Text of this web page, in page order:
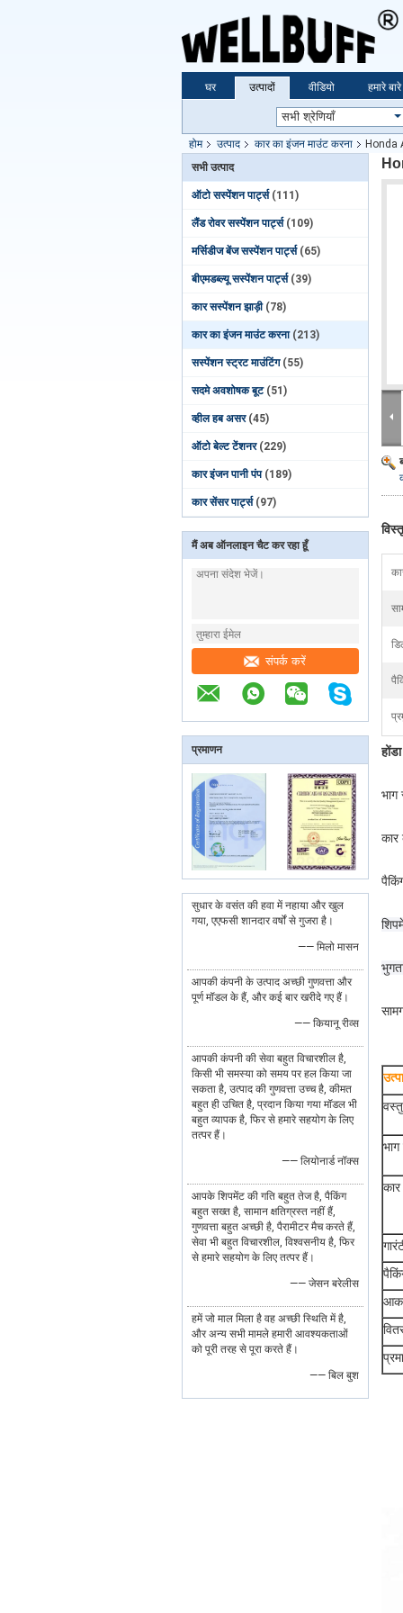
घर उत्पादों वीडियो हमारे
होम उत्पाद कार का इंजन माउंट करना
Honda
सभी उत्पाद
ऑटो सस्पेंशन पार्ट्स (111)
लैंड रोवर सस्पेंशन पार्ट्स (109)
मर्सिडीज बेंज सस्पेंशन पार्ट्स (65)
बीएमडब्ल्यू सस्पेंशन पार्ट्स (39)
कार सस्पेंशन झाड़ी (78)
कार का इंजन माउंट करना (213)
सस्पेंशन स्ट्रट माउंटिंग (55)
सदमे अवशोषक बूट (51)
व्हील हब असर (45)
ऑटो बेल्ट टेंशनर (229)
कार इंजन पानी पंप (189)
कार सेंसर पार्ट्स (97)
मैं अब ऑनलाइन चैट कर रहा हूँ
संपर्क करें
प्रमाणन
सुधार के वसंत की हवा में नहाया और खुल
गया, एएफसी शानदार वर्षों से गुजरा है।
—— मिलो मासन
आपकी कंपनी के उत्पाद अच्छी गुणवत्ता और
पूर्ण मॉडल के हैं, और कई बार खरीदे गए हैं।
—— कियानू रीव्स
आपकी कंपनी की सेवा बहुत विचारशील है,
किसी भी समस्या को समय पर हल किया जा
सकता है, उत्पाद की गुणवत्ता उच्च है, कीमत
बहुत ही उचित है, प्रदान किया गया मॉडल भी
बहुत व्यापक है, फिर से हमारे सहयोग के लिए
तत्पर हैं।
—— लियोनार्ड नॉक्स
आपके शिपमेंट की गति बहुत तेज है, पैकिंग
बहुत सख्त है, सामान क्षतिग्रस्त नहीं हैं,
गुणवत्ता बहुत अच्छी है, पैरामीटर मैच करते हैं,
सेवा भी बहुत विचारशील, विश्वसनीय है, फिर
से हमारे सहयोग के लिए तत्पर हैं।
—— जेसन बरेलीस
हमें जो माल मिला है वह अच्छी स्थिति में है,
और अन्य सभी मामले हमारी आवश्यकताओं
को पूरी तरह से पूरा करते हैं।
—— बिल बुश